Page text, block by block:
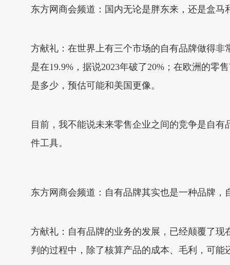
东方网商会频道：国内无论是胖东来，还是盒
方献礼：在世界上有三个市场的自有品牌做得
是在19.9%，据说2023年破了20%；在欧洲的零
是多少，预估可能和美国更像。
目前，我不能说未来零售企业之间的竞争是自
件工具。
东方网商会频道：自有品牌其实也是一种品牌
方献礼：自有品牌的业务的发展，已经颠覆了
判的过程中，除了核算产品的成本、毛利，可